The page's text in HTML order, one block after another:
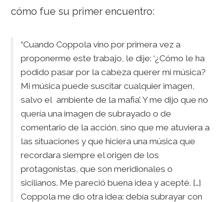
cómo fue su primer encuentro:
“Cuando Coppola vino por primera vez a
proponerme este trabajo, le dije: ‘¿Cómo le ha
podido pasar por la cabeza querer mi música?
Mi música puede suscitar cualquier imagen,
salvo el ambiente de la mafia’. Y me dijo que no
quería una imagen de subrayado o de
comentario de la acción, sino que me atuviera a
las situaciones y que hiciera una música que
recordara siempre el origen de los
protagonistas, que son meridionales o
sicilianos. Me pareció buena idea y acepté. […]
Coppola me dio otra idea: debía subrayar con